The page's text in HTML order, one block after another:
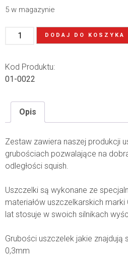
5 w magazynie
DODAJ DO KOSZYKA
Kod Produktu:
01-0022
Opis
Zestaw zawiera naszej produkcji
grubościach pozwalające na
odległości squish.
Uszczelki są wykonane ze
materiałów uszczelkarskich marki
lat stosuje w swoich silnikach
Grubości uszczelek jakie
0,3mm